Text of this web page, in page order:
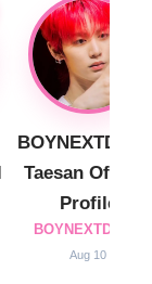
Taesan Official
Profile
BOYNEXTDOOR
Aug 10